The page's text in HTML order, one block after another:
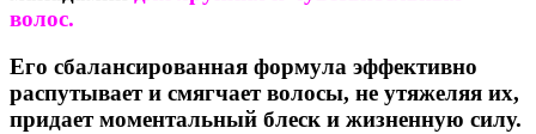
волос.
Его сбалансированная формула эффективно
распутывает и смягчает волосы, не утяжеляя их,
придает моментальный блеск и жизненную силу.